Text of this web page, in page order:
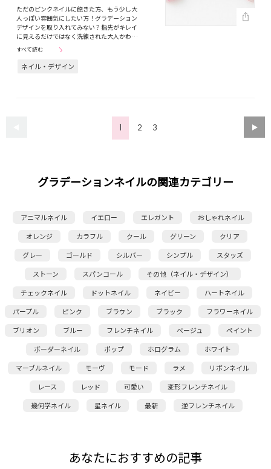
ただのピンクネイルに飽きた方、もう少し大
人っぽい雰囲気にしたい方！グラデーション
デザインを取り入れてみない？指先がキレイ
に見えるだけではなく洗練された大人かわ…
すべて読む
ネイル・デザイン
1 2 3
グラデーションネイルの関連カテゴリー
アニマルネイル イエロー エレガント
おしゃれネイル
オレンジ
カラフル クール グリーン
クリア
グレー
ゴールド シルバー シンプル
スタッズ
ストーン
スパンコール
その他（ネイル・デザイン）
チェックネイル
ドットネイル ネイビー
ハートネイル
パープル
ピンク ブラウン ブラック
フラワーネイル
ブリオン
ブルー フレンチネイル ベージュ
ペイント
ボーダーネイル
ポップ ホログラム
ホワイト
マーブルネイル
モーヴ モード ラメ
リボンネイル
レース
レッド 可愛い
変形フレンチネイル
幾何学ネイル
星ネイル 最新 逆フレンチネイル
あなたにおすすめの記事